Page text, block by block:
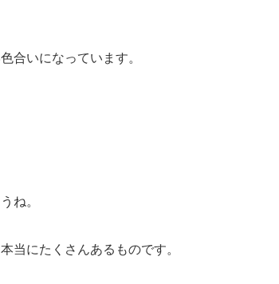
合いになっています。
ね。
当にたくさんあるものです。